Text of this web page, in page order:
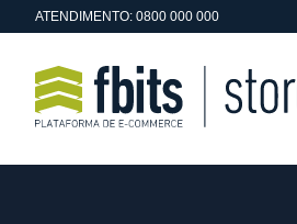
ATENDIMENTO: 0800 000 000